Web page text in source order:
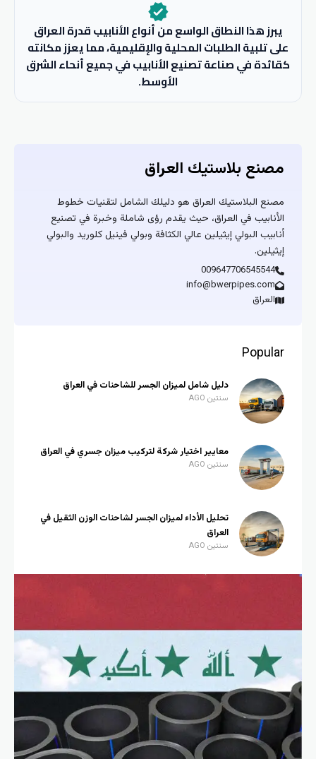
verified
يبرز هذا النطاق الواسع من أنواع الأنابيب قدرة العراق
على تلبية الطلبات المحلية والإقليمية، مما يعزز مكانته
كقائدة في صناعة تصنيع الأنابيب في جميع أنحاء الشرق
الأوسط.
مصنع بلاستيك العراق
مصنع البلاستيك العراق هو دليلك الشامل لتقنيات خطوط
الأنابيب في العراق، حيث يقدم رؤى شاملة وخبرة في تصنيع
أنابيب البولي إيثيلين عالي الكثافة وبولي فينيل كلوريد والبولي
إيثيلين.
009647706545544
info@bwerpipes.com
العراق
Popular
دليل شامل لميزان الجسر للشاحنات في العراق
سنتين AGO
معايير اختيار شركة لتركيب ميزان جسري في العراق
سنتين AGO
تحليل الأداء لميزان الجسر لشاحنات الوزن الثقيل في
العراق
سنتين AGO